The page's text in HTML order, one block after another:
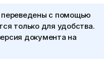
переведены с помощью
только для удобства.
документа на